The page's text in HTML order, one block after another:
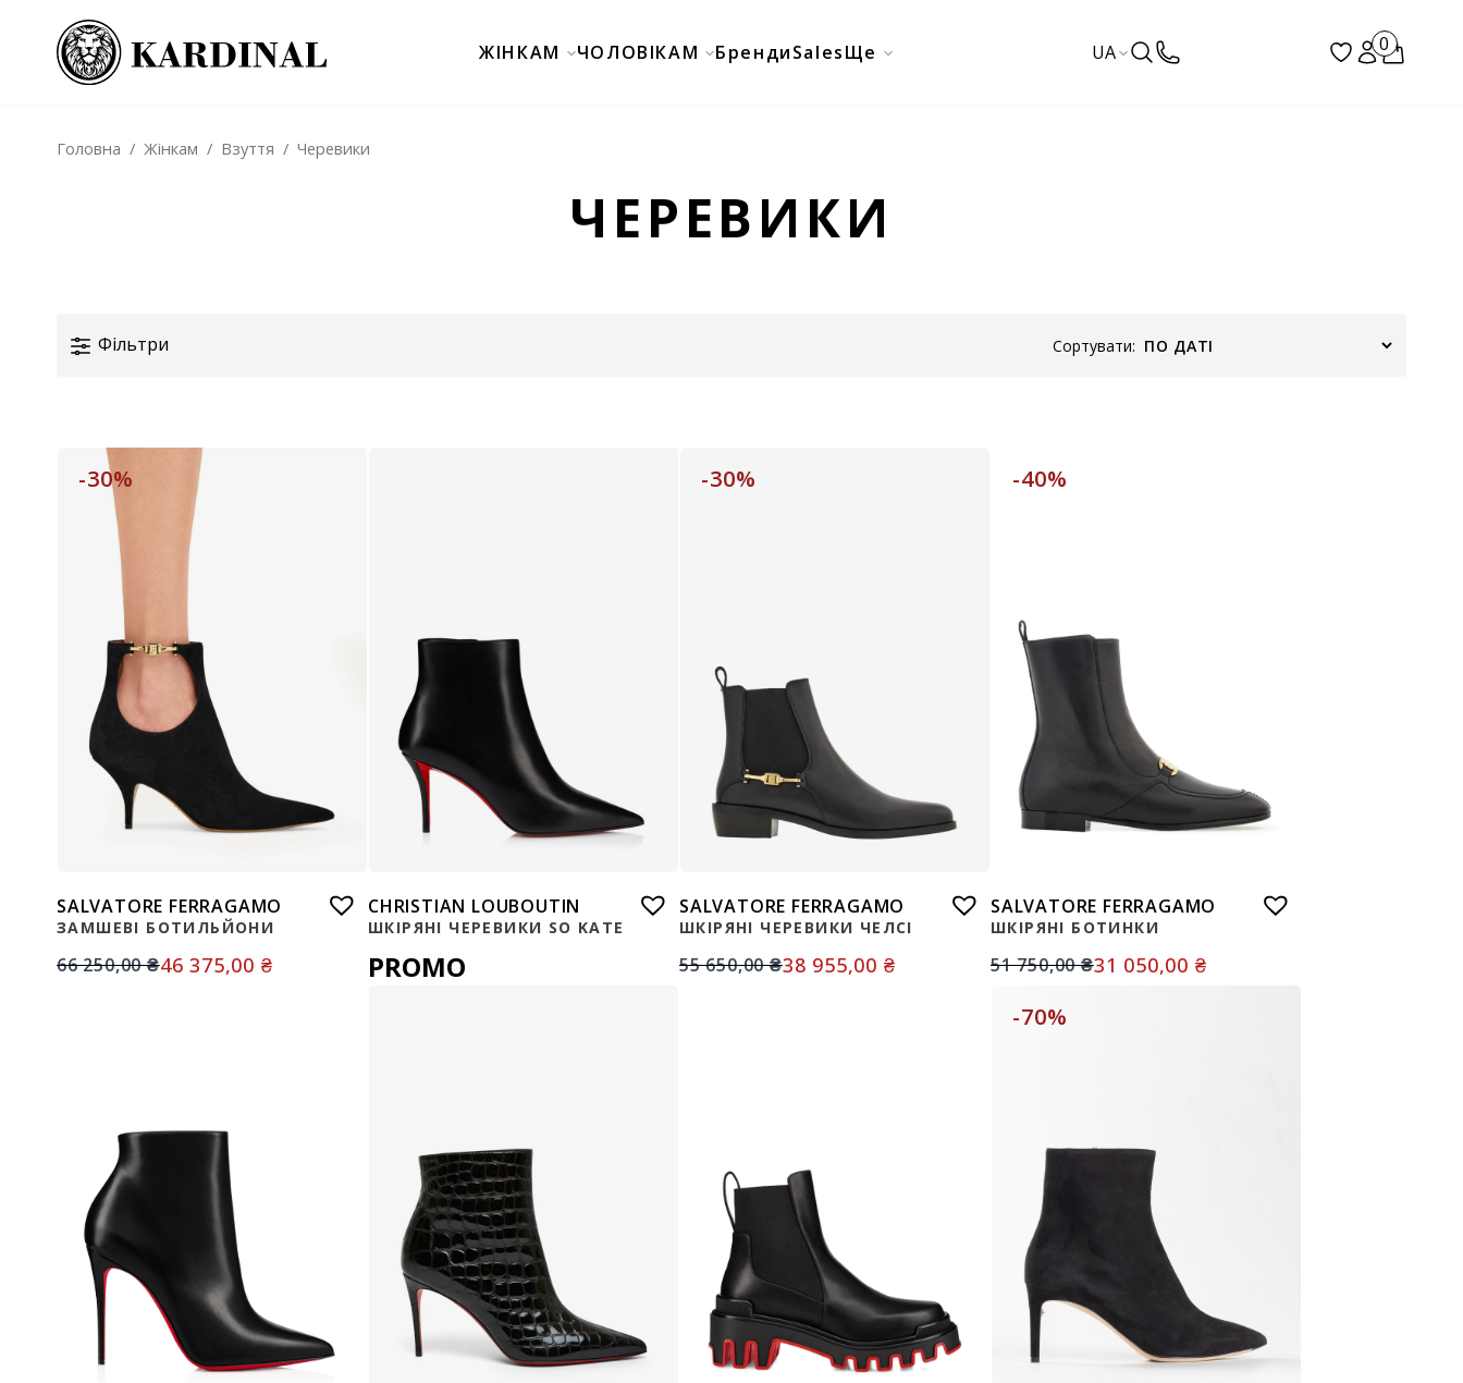
ЖІНКАМ ЧОЛОВІКАМ БрендиSalesЩе UA 0
Головна / Жінкам / Взуття / Черевики
ЧЕРЕВИКИ
Фільтри Сортувати:
-30%
SALVATORE FERRAGAMO
ЗАМШЕВІ БОТИЛЬЙОНИ
66 250,00₴46 375,00 ₴
CHRISTIAN LOUBOUTIN
ШКІРЯНІ ЧЕРЕВИКИ SO KATE
PROMO
-30%
SALVATORE FERRAGAMO
ШКІРЯНІ ЧЕРЕВИКИ ЧЕЛСІ
55 650,00₴38 955,00 ₴
-40%
SALVATORE FERRAGAMO
ШКІРЯНІ БОТИНКИ
51 750,00₴31 050,00 ₴
-70%